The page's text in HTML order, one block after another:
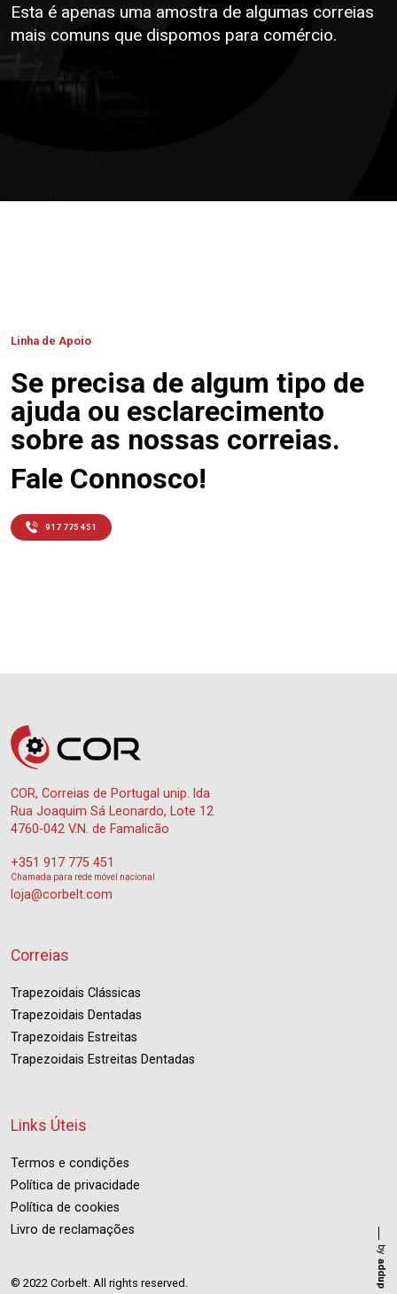
Esta é apenas uma amostra de algumas correias
mais comuns que dispomos para comércio.
Linha de Apoio
Se precisa de algum tipo de
ajuda ou esclarecimento
sobre as nossas correias.
Fale Connosco!
917 775 451
COR, Correias de Portugal unip. lda
Rua Joaquim Sá Leonardo, Lote 12
4760-042 V.N. de Famalicão
+351 917 775 451
Chamada para rede móvel nacional
loja@corbelt.com
Correias
Trapezoidais Clássicas
Trapezoidais Dentadas
Trapezoidais Estreitas
Trapezoidais Estreitas Dentadas
Links Úteis
Termos e condições
Política de privacidade
Política de cookies
Livro de reclamações
© 2022 Corbelt. All rights reserved.
by
addup